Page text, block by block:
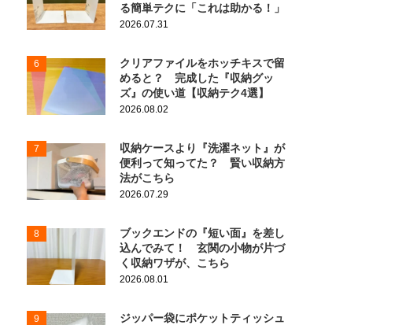
る簡単テクに「これは助かる！」
2026.07.31
6
クリアファイルをホッチキスで留
めると？ 完成した『収納グッ
ズ』の使い道【収納テク4選】
2026.08.02
7
収納ケースより『洗濯ネット』が
便利って知ってた？ 賢い収納方
法がこちら
2026.07.29
8
ブックエンドの『短い面』を差し
込んでみて！ 玄関の小物が片づ
く収納ワザが、こちら
2026.08.01
9
ジッパー袋にポケットティッシュ